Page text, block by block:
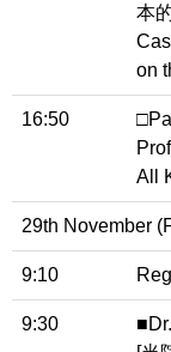
本
on
16:50
All
29th November
9:10
9:30